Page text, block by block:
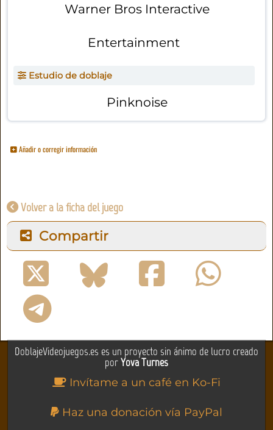
Warner Bros Interactive
Entertainment
Estudio de doblaje
Pinknoise
Añadir o corregir información
Volver a la ficha del juego
Compartir
DoblajeVideojuegos.es es un proyecto sin ánimo de lucro creado
porYova Turnes
Invítame a un café en Ko-Fi
Haz una donación vía PayPal